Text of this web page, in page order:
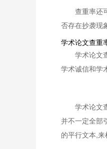
查重率还
否存在抄袭现
学术论文查重
学术论文
学术诚信和学
学术论文
并不一定全部
的平行文本,